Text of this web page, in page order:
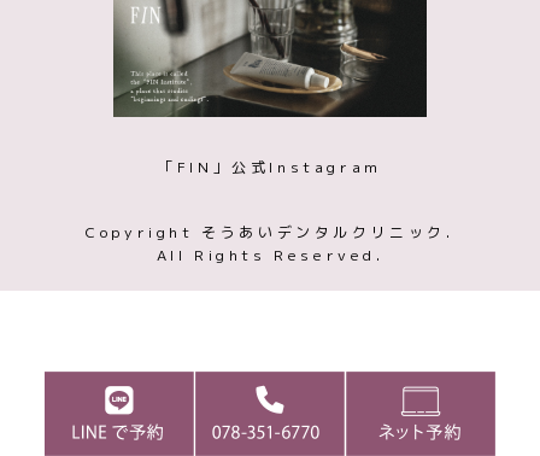
「FIN」公式Instagram
Copyright そうあいデンタルクリニック.
All Rights Reserved.